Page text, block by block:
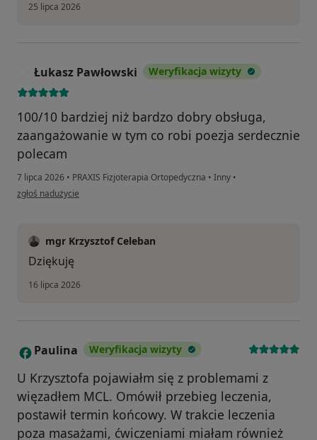
25 lipca 2026
Łukasz Pawłowski Weryfikacja wizyty
100/10 bardziej niż bardzo dobry obsługa,
zaangażowanie w tym co robi poezja serdecznie
polecam
7 lipca 2026 • PRAXIS Fizjoterapia Ortopedyczna • Inny •
w opinii użytkownika Łukasz Pawłowski
zgłoś nadużycie
mgr Krzysztof Celeban
Dziękuję
16 lipca 2026
P Paulina Weryfikacja wizyty
U Krzysztofa pojawiałm się z problemami z
więzadłem MCL. Omówił przebieg leczenia,
postawił termin końcowy. W trakcie leczenia
poza masażami, ćwiczeniami miałam również